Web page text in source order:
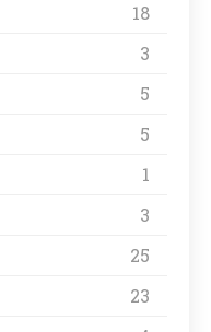
18
3
5
5
1
3
25
23